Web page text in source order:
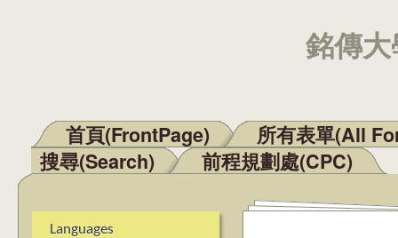
銘傳
Main menu
首頁(FrontPage)
所有表單(All
搜尋(Search)
前程規劃處(CPC)
Languages